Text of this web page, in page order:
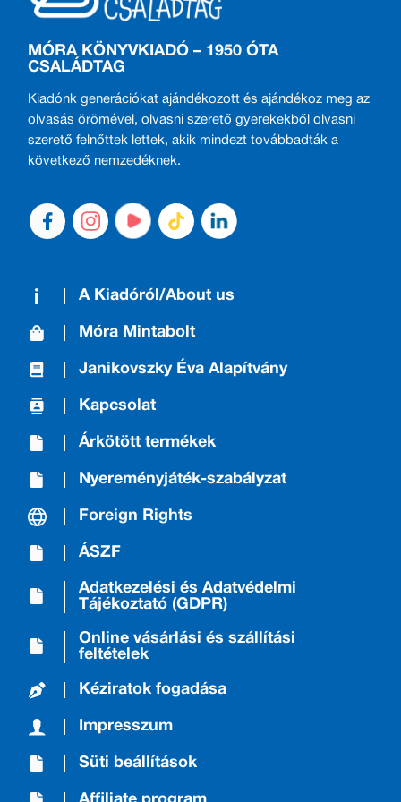
MÓRA KÖNYVKIADÓ – 1950 ÓTA
CSALÁDTAG
Kiadónk generációkat ajándékozott és ajándékoz meg az
olvasás örömével, olvasni szerető gyerekekből olvasni
szerető felnőttek lettek, akik mindezt továbbadták a
következő nemzedéknek.
A Kiadóról/About us
Móra Mintabolt
Janikovszky Éva Alapítvány
Kapcsolat
Árkötött termékek
Nyereményjáték-szabályzat
Foreign Rights
ÁSZF
Adatkezelési és Adatvédelmi
Tájékoztató (GDPR)
Online vásárlási és szállítási
feltételek
Kéziratok fogadása
Impresszum
Süti beállítások